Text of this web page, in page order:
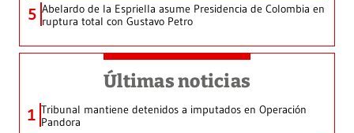
5 Abelardo de la Espriella asume Presidencia de Colombia en
ruptura total con Gustavo Petro
Últimas noticias
1 Tribunal mantiene detenidos a imputados en Operación
Pandora